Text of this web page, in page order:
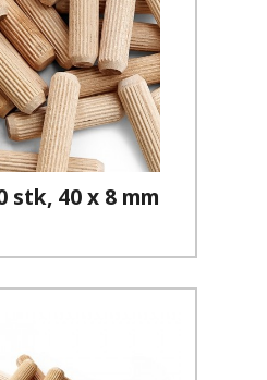
stk, 40 x 8 mm